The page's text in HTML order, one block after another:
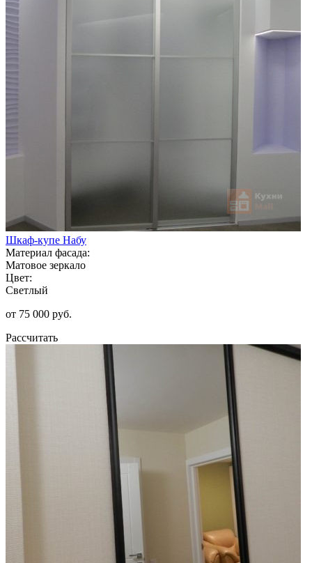
Шкаф-купе Набу
Материал фасада:
Матовое зеркало
Цвет:
Светлый
от 75 000 руб.
Рассчитать